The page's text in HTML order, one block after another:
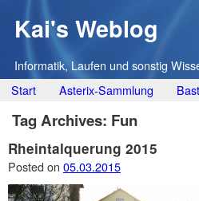
Kai's Weblog
Informatik, Laufen und sonstig
Main menu
Skip
to
content
Start Asterix-Sammlung
Tag Archives: Fun
Rheintalquerung 2015
Posted on 05.03.2015